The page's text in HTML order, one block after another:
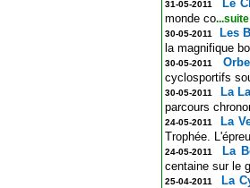
31-05-2011 Le
monde co...suite
30-05-2011 Les
la magnifique
30-05-2011
cyclosportifs
30-05-2011 La
parcours
24-05-2011 La
Trophée.
24-05-2011 La
centaine sur le
25-04-2011 La